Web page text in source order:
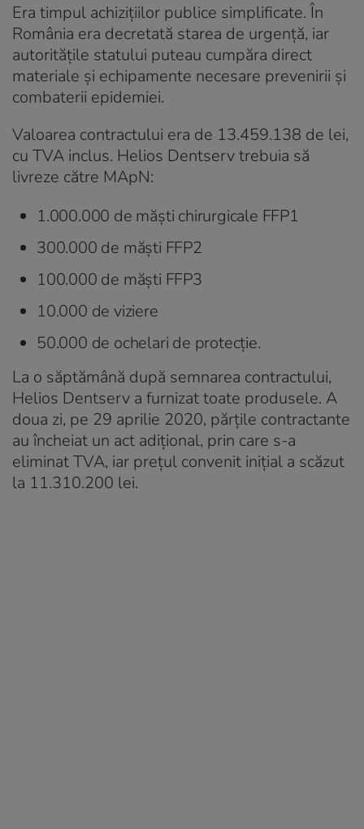
Era timpul achizițiilor publice simplificate. În
România era decretată starea de urgenţă, iar
autoritățile statului puteau cumpăra direct
materiale și echipamente necesare prevenirii și
combaterii epidemiei.
Valoarea contractului era de 13.459.138 de lei,
cu TVA inclus. Helios Dentserv trebuia să
livreze către MApN:
1.000.000 de măști chirurgicale FFP1
300.000 de măşti FFP2
100.000 de măşti FFP3
10.000 de viziere
50.000 de ochelari de protecție.
La o săptămână după semnarea contractului,
Helios Dentserv a furnizat toate produsele. A
doua zi, pe 29 aprilie 2020, părțile contractante
au încheiat un act adițional, prin care s-a
eliminat TVA, iar prețul convenit iniţial a scăzut
la 11.310.200 lei.